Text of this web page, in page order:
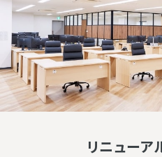
リニューア